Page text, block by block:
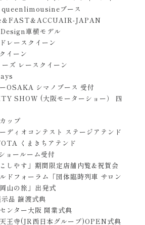
queenlimousineブース
FAST＆ACCUAIR-JAPAN
車横モデル
レースクイーン
イーン
ズ レースクイーン
OSAKA シマノブース 受付
SHOW (大阪モーターショー） 四
ップ
ディオコンテスト ステージアテンド
くまきちアテンド
ョールーム受付
しやす」期間限定店舗内覧&祝賀会
ドフォーラム「団体臨時列車 サロン
山の旅」出発式
品 譲渡式典
ンター大阪 開業式典
王寺(JR西日本グループ)OPEN式典